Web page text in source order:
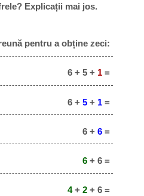
Explicații mai jos.
pentru a obține zeci:
6 + 5 + 1 =
6 + 5 + 1 =
6 + 6 =
6 + 6 =
4+ 2 + 6 =